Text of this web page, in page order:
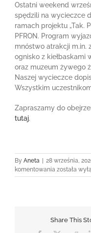
Ostatni weekend
spędzili na wycieczce
ramach projektu „Tak.
PFRON. Program
mnóstwo atrakcji m.in.
ognisko z kiełbaskami
oraz muzeum żywego
Naszej wycieczce
Wszystkim
Zapraszamy do
tutaj.
By Aneta | 28 września,
komentowania Wycieczka
do
została
Share This